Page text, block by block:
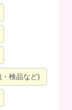
検品など)